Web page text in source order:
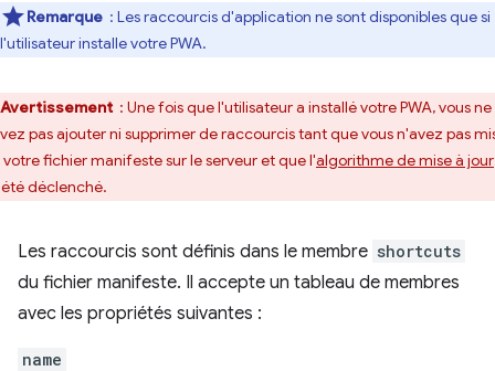
Remarque : Les raccourcis d'application ne sont disponibles que si
l'utilisateur installe votre PWA.
Avertissement : Une fois que l'utilisateur a installé votre PWA, vous ne
pas ajouter ni supprimer de raccourcis tant que vous n'avez pas
votre fichier manifeste sur le serveur et que l'algorithme de mise à jour
déclenché.
Les raccourcis sont définis dans le membre shortcuts
du fichier manifeste. Il accepte un tableau de membres
avec les propriétés suivantes :
name